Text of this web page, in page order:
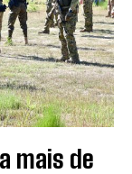
mais de